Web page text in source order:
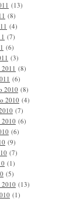
(13)
(8)
(4)
(7)
(6)
(3)
(8)
(6)
2010 (8)
2010 (4)
(7)
2010 (6)
(6)
(9)
(7)
(1)
(5)
2010 (13)
(1)